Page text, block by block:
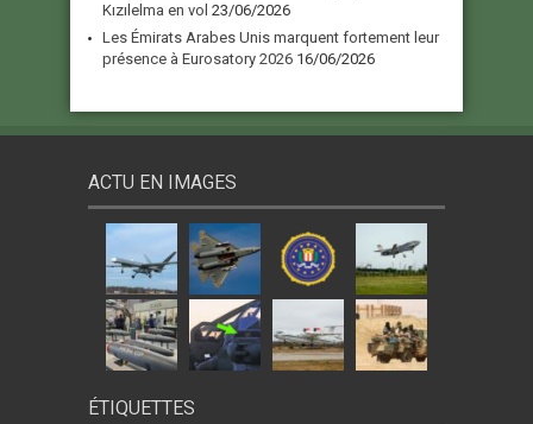
Kızılelma en vol 23/06/2026
Les Émirats Arabes Unis marquent fortement leur
présence à Eurosatory 2026 16/06/2026
ACTU EN IMAGES
ÉTIQUETTES